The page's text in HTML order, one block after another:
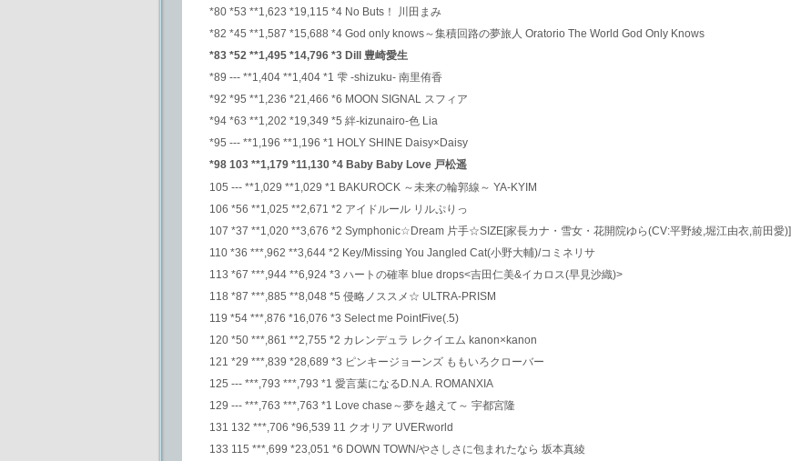
*80 *53 **1,623 *19,115 *4 No Buts！ 川田まみ
*82 *45 **1,587 *15,688 *4 God only knows～集積回路の夢旅人 Oratorio The World God Only Knows
*83 *52 **1,495 *14,796 *3 Dill 豊崎愛生
*89 --- **1,404 **1,404 *1 雫 -shizuku- 南里侑香
*92 *95 **1,236 *21,466 *6 MOON SIGNAL スフィア
*94 *63 **1,202 *19,349 *5 絆-kizunairo-色 Lia
*95 --- **1,196 **1,196 *1 HOLY SHINE Daisy×Daisy
*98 103 **1,179 *11,130 *4 Baby Baby Love 戸松遥
105 --- **1,029 **1,029 *1 BAKUROCK ～未来の輪郭線～ YA-KYIM
106 *56 **1,025 **2,671 *2 アイドルール リルぷりっ
107 *37 **1,020 **3,676 *2 Symphonic☆Dream 片手☆SIZE[家長カナ・雪女・花開院ゆら(CV:平野綾,堀江由衣,前田愛)]
110 *36 ***,962 **3,644 *2 Key/Missing You Jangled Cat(小野大輔)/コミネリサ
113 *67 ***,944 **6,924 *3 ハートの確率 blue drops<吉田仁美&イカロス(早見沙織)>
118 *87 ***,885 **8,048 *5 侵略ノススメ☆ ULTRA-PRISM
119 *54 ***,876 *16,076 *3 Select me PointFive(.5)
120 *50 ***,861 **2,755 *2 カレンデュラ レクイエム kanon×kanon
121 *29 ***,839 *28,689 *3 ピンキージョーンズ ももいろクローバー
125 --- ***,793 ***,793 *1 愛言葉になるD.N.A. ROMANXIA
129 --- ***,763 ***,763 *1 Love chase～夢を越えて～ 宇都宮隆
131 132 ***,706 *96,539 11 クオリア UVERworld
133 115 ***,699 *23,051 *6 DOWN TOWN/やさしさに包まれたなら 坂本真綾